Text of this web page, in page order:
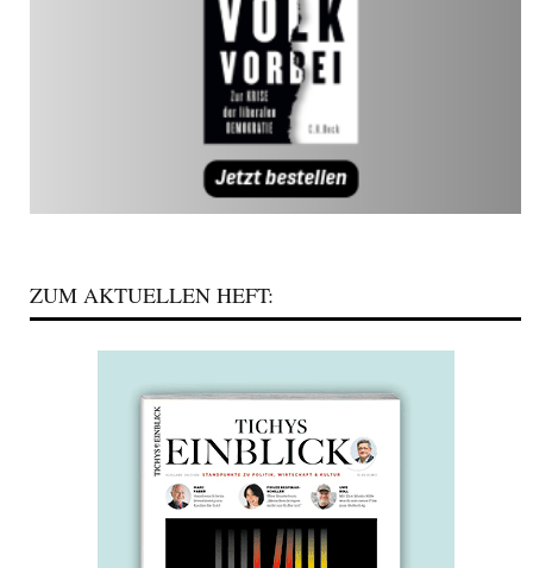
ZUM AKTUELLEN HEFT: